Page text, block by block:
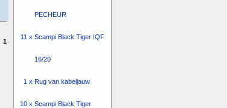
1
PECHEUR
11 x Scampi Black Tiger IQF
16/20
1 x Rug van kabeljauw
10 x Scampi Black Tiger